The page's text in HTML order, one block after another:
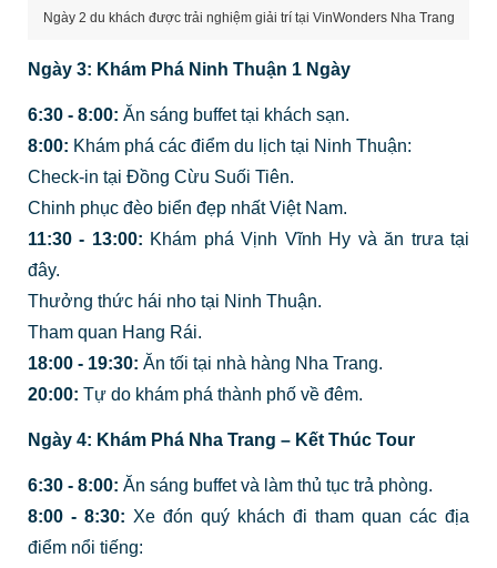
Ngày 2 du khách được trải nghiệm giải trí tại VinWonders Nha Trang
Ngày 3: Khám Phá Ninh Thuận 1 Ngày
6:30 - 8:00: Ăn sáng buffet tại khách sạn.
8:00: Khám phá các điểm du lịch tại Ninh Thuận:
Check-in tại Đồng Cừu Suối Tiên.
Chinh phục đèo biển đẹp nhất Việt Nam.
11:30 - 13:00: Khám phá Vịnh Vĩnh Hy và ăn trưa tại
đây.
Thưởng thức hái nho tại Ninh Thuận.
Tham quan Hang Rái.
18:00 - 19:30: Ăn tối tại nhà hàng Nha Trang.
20:00: Tự do khám phá thành phố về đêm.
Ngày 4: Khám Phá Nha Trang – Kết Thúc Tour
6:30 - 8:00: Ăn sáng buffet và làm thủ tục trả phòng.
8:00 - 8:30: Xe đón quý khách đi tham quan các địa
điểm nổi tiếng: